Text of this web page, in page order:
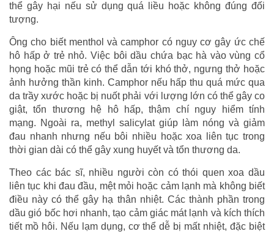
thể gây hại nếu sử dụng quá liều hoặc không đúng đối
tượng.
Ông cho biết menthol và camphor có nguy cơ gây ức chế
hô hấp ở trẻ nhỏ. Việc bôi dầu chứa bạc hà vào vùng cổ
họng hoặc mũi trẻ có thể dẫn tới khó thở, ngưng thở hoặc
ảnh hưởng thần kinh. Camphor nếu hấp thu quá mức qua
da trầy xước hoặc bị nuốt phải với lượng lớn có thể gây co
giật, tổn thương hệ hô hấp, thậm chí nguy hiểm tính
mạng. Ngoài ra, methyl salicylat giúp làm nóng và giảm
đau nhanh nhưng nếu bôi nhiều hoặc xoa liên tục trong
thời gian dài có thể gây xung huyết và tổn thương da.
Theo các bác sĩ, nhiều người còn có thói quen xoa dầu
liên tục khi đau đầu, mệt mỏi hoặc cảm lạnh mà không biết
điều này có thể gây hạ thân nhiệt. Các thành phần trong
dầu gió bốc hơi nhanh, tạo cảm giác mát lạnh và kích thích
tiết mồ hôi. Nếu lạm dụng, cơ thể dễ bị mất nhiệt, đặc biệt